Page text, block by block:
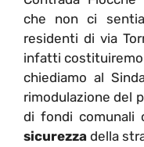
che non ci
residenti di via
infatti costituiremo
chiediamo al
rimodulazione del
di fondi comunali
sicurezza della